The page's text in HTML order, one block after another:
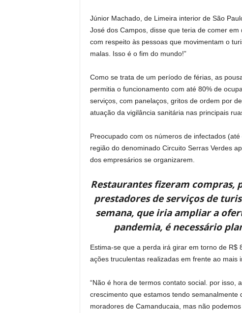
Júnior Machado, de Limeira interior de São
José dos Campos, disse que teria de comer
com respeito às pessoas que movimentam o
malas. Isso é o fim do mundo!”
Como se trata de um período de férias, as
permitia o funcionamento com até 80% de
serviços, com panelaços, gritos de ordem por
atuação da vigilância sanitária nas principais
Preocupado com os números de infectados
região do denominado Circuito Serras Verdes
dos empresários se organizarem.
Restaurantes fizeram compras,
prestadores de serviços de
semana, que iria ampliar a
pandemia, é necessário
Estima-se que a perda irá girar em torno de R$
ações truculentas realizadas em frente ao mais
“Não é hora de termos contato social. por isso,
crescimento que estamos tendo
moradores de Camanducaia, mas não